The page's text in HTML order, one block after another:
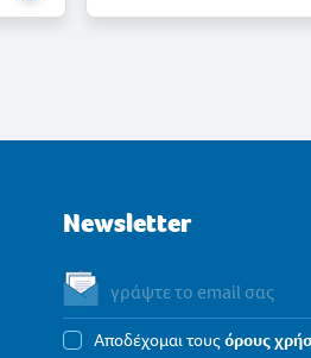
Newsletter
Αποδέχομαι τουςόρους